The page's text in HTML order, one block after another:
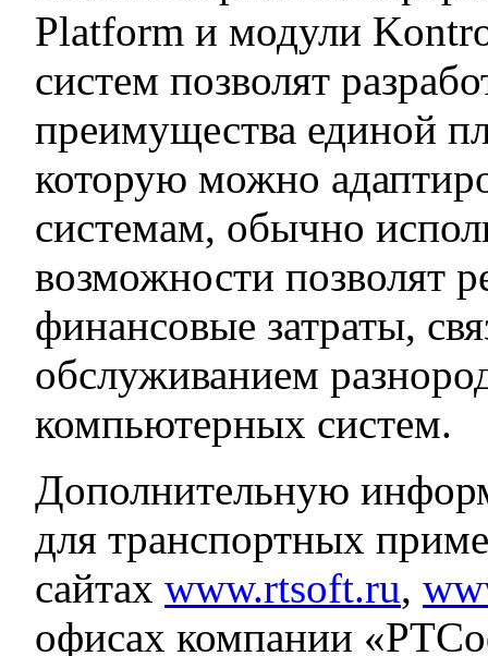
Platform и модули
систем позволят
преимущества единой
которую можно
системам, обычно
возможности позволят
финансовые затраты,
обслуживанием
компьютерных систем.
Дополнительную
для транспортных
сайтахwww.rtsoft.ru,
офисах компании